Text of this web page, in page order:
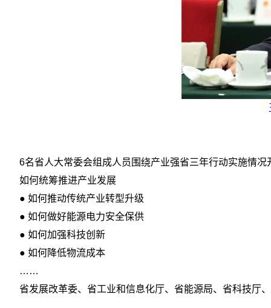
6名省人大常委会组成人员围绕产业强省三年行动实施情况
如何统筹推进产业发展
● 如何推动传统产业转型升级
● 如何做好能源电力安全保供
● 如何加强科技创新
● 如何降低物流成本
……
省发展改革委、省工业和信息化厅、省能源局、省科技厅